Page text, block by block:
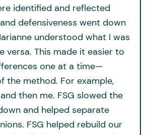
identified and reflected
defensiveness went down
understood what I was
versa. This made it easier to
one at a time—
the method. For example,
then me. FSG slowed the
and helped separate
FSG helped rebuild our